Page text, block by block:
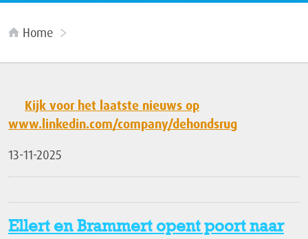
Home
Kijk voor het laatste nieuws op
www.linkedin.com/company/dehondsrug
13-11-2025
Ellert en Brammert opent poort naar